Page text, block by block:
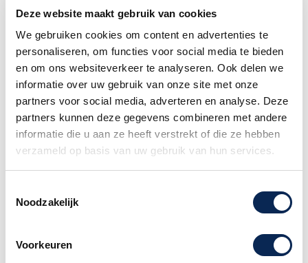
Deze website maakt gebruik van cookies
We gebruiken cookies om content en advertenties te
personaliseren, om functies voor social media te bieden
en om ons websiteverkeer te analyseren. Ook delen we
informatie over uw gebruik van onze site met onze
partners voor social media, adverteren en analyse. Deze
partners kunnen deze gegevens combineren met andere
informatie die u aan ze heeft verstrekt of die ze hebben
verzameld op basis van uw gebruik van hun services.
Noodzakelijk
Voorkeuren
• Halsmateriaal: Esdoorn
• Toets: Palissander
• Toetsradius: 12"
• Zadel: 30 mm
• Fretdraad: 23 Jescar FW43080
• Schaallengte: 13 7/8"
• Bodystijl: A-stijl met ovale platte achterkant
• Bodyafmetingen: 13 1/8" x
• Bodybovenkant: Massief sparrenhout
• Bodyachterkant/zijkanten: Gelamineerd
• Binding: Bovenkant
• Logo: Esdoorn Kop